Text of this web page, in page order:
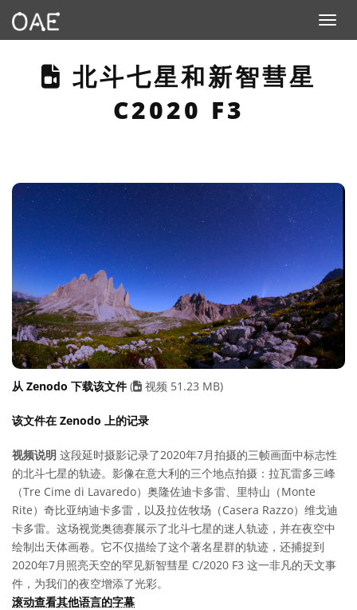
Toggle
THIS PAGE
北斗七星和新智彗星
C2020 F3
从 Zenodo 下载该文件 ( 视频 51.23 MB)
该文件在 Zenodo 上的记录
视频说明 这段延时摄影记录了2020年7月拍摄的三帧画面中标志性
的北斗七星的轨迹。影像在意大利的三个地点拍摄：拉瓦雷多三峰
（Tre Cime di Lavaredo）奥隆佐迪卡多雷、里特山（Monte
Rite）奇比亚纳迪卡多雷，以及拉佐牧场（Casera Razzo）维戈迪
卡多雷。这场视觉奥德赛展示了北斗七星的迷人轨迹，并在夜空中
绘制出天体画卷。它不仅描绘了这个著名星群的轨迹，还捕捉到
2020年7月照亮天空的罕见新智彗星 C/2020 F3 这一非凡的天文事
件，为我们的夜空增添了光彩。
滚动查看其他语言的字幕